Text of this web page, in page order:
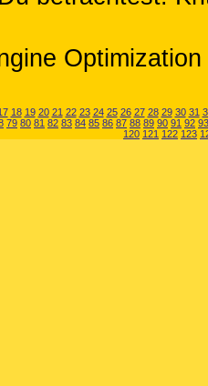
18 19 20 21 22 23 24 25 26 27 28 29 30 31
79 80 81 82 83 84 85 86 87 88 89 90 91 92 93
120 121 122 123